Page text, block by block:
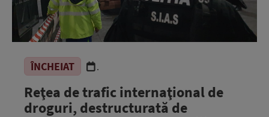
ÎNCHEIAT .
Reţea de trafic internaţional de
droguri, destructurată de